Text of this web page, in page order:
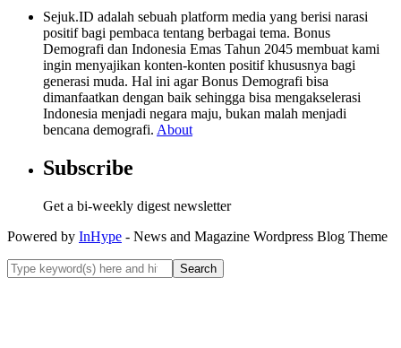
Sejuk.ID adalah sebuah platform media yang berisi narasi
positif bagi pembaca tentang berbagai tema. Bonus
Demografi dan Indonesia Emas Tahun 2045 membuat kami
ingin menyajikan konten-konten positif khususnya bagi
generasi muda. Hal ini agar Bonus Demografi bisa
dimanfaatkan dengan baik sehingga bisa mengakselerasi
Indonesia menjadi negara maju, bukan malah menjadi
bencana demografi. About
Subscribe
Get a bi-weekly digest newsletter
Powered by InHype - News and Magazine Wordpress Blog Theme